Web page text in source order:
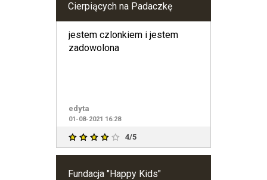
Cierpiących na Padaczkę
jestem czlonkiem i jestem
zadowolona
edyta
01-08-2021 16:28
4/5
Fundacja "Happy Kids"